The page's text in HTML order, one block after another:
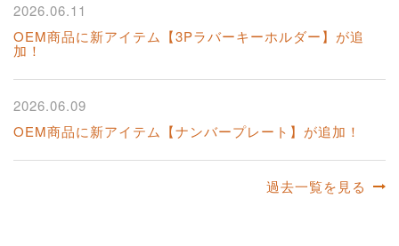
2026.06.11
OEM商品に新アイテム【3Pラバーキーホルダー】が追
加！
2026.06.09
OEM商品に新アイテム【ナンバープレート】が追加！
過去一覧を見る